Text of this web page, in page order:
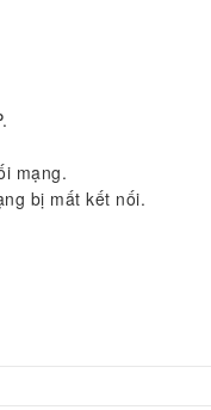
mạng.
bị mất kết nối.